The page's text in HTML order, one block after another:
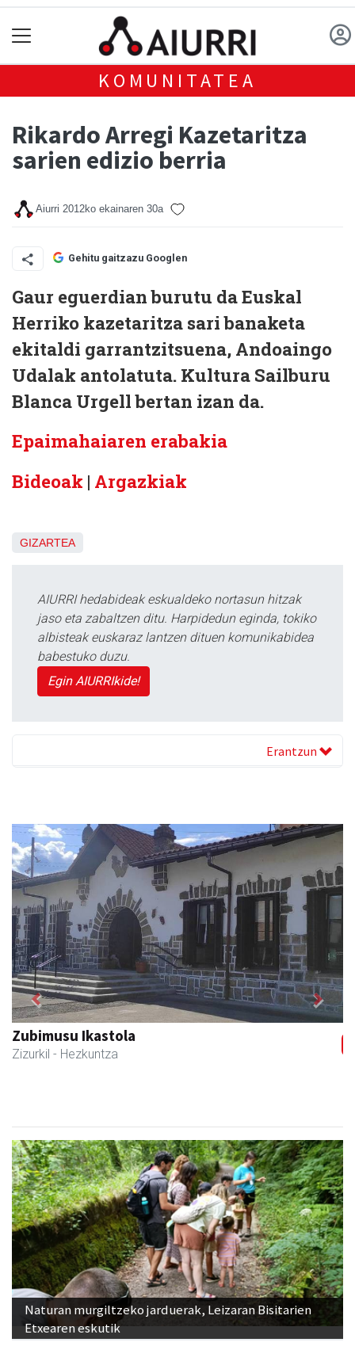
KOMUNITATEA
Rikardo Arregi Kazetaritza
sarien edizio berria
Aiurri 2012ko ekainaren 30a
Gehitu gaitzazu Googlen
Gaur eguerdian burutu da Euskal
Herriko kazetaritza sari banaketa
ekitaldi garrantzitsuena, Andoaingo
Udalak antolatuta. Kultura Sailburu
Blanca Urgell bertan izan da.
Epaimahaiaren erabakia
Bideoak | Argazkiak
GIZARTEA
AIURRI hedabideak eskualdeko nortasun hitzak
jaso eta zabaltzen ditu. Harpidedun eginda, tokiko
albisteak euskaraz lantzen dituen komunikabidea
babestuko duzu.
Egin AIURRIkide!
Erantzun
Xixori belar-denda
Andoain - Belar-denda
Previous Next
Naturan murgiltzeko jarduerak, Leizaran Bisitarien
Etxearen eskutik